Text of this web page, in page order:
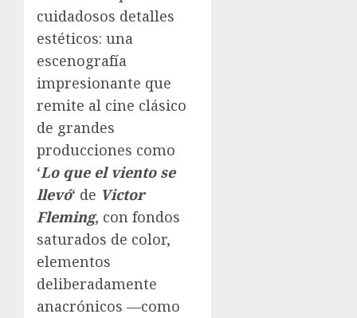
cuidadosos detalles
estéticos: una
escenografía
impresionante que
remite al cine clásico
de grandes
producciones como
‘Lo que el viento se
llevó‘ de Victor
Fleming, con fondos
saturados de color,
elementos
deliberadamente
anacrónicos —como